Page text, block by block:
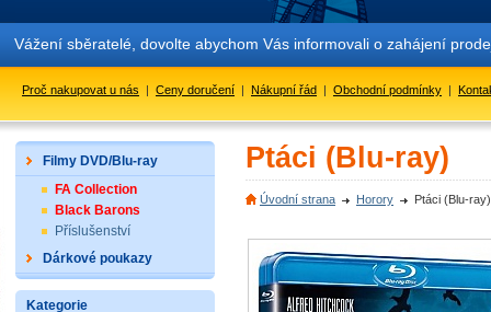
sběratelé, dovolte abychom Vás informovali o zahájení prodeje
Proč nakupovat u nás | Ceny doručení | Nákupní řád | Obchodní podmínky |
Filmy DVD/Blu-ray
FA Collection
Black Barons
Příslušenství
Dárkové poukazy
Kategorie
Ptáci (Blu-ray)
Úvodní strana Horory Ptáci (Blu-ray)